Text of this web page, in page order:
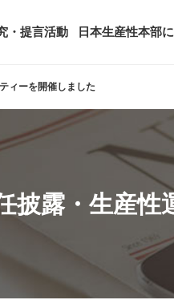
・提言活動 日本生産性本部
年頭会長所感
生産性シン
国際連携・
顧客満足度
レジャー白書
雇用・賃金
する資料
SDGsへの
日本生産性
アクセス
全国の生産
アーカイ
オーダー
主な研修
コンサル
経営コン
ィーを開催しました
披露・生産